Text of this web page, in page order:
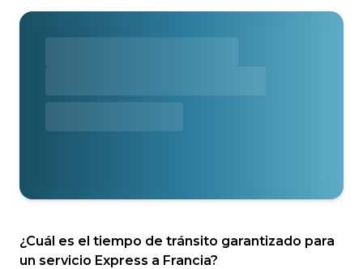
¿Cuál es el tiempo de tránsito garantizado para
un servicio Express a Francia?